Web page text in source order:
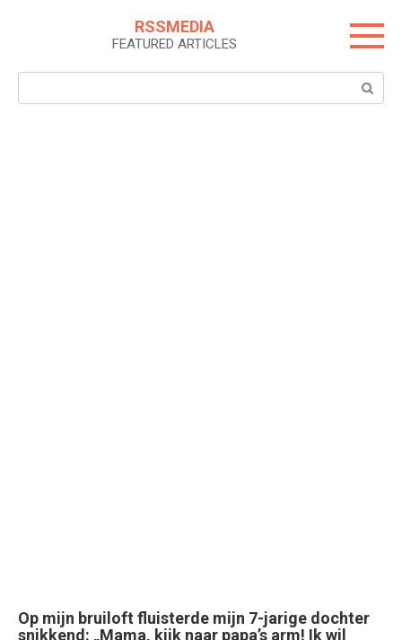
RSSMEDIA
FEATURED ARTICLES
Search:
Op mijn bruiloft fluisterde mijn 7-jarige dochter
snikkend: „Mama, kijk naar papa’s arm! Ik wil